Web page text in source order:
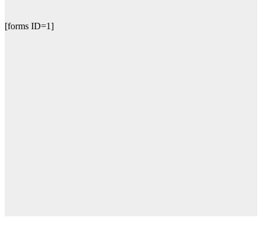
[forms ID=1]